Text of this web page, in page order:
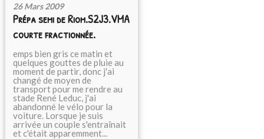
26 Mars 2009
Prépa semi de Riom.S2J3.VMA
courte fractionnée.
emps bien gris ce matin et
quelques gouttes de pluie au
moment de partir, donc j'ai
changé de moyen de
transport pour me rendre au
stade René Leduc, j'ai
abandonné le vélo pour la
voiture. Lorsque je suis
arrivée un couple s'entraînait
et c'était apparemment...